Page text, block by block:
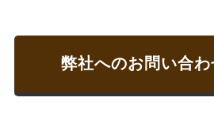
弊社へのお問い合